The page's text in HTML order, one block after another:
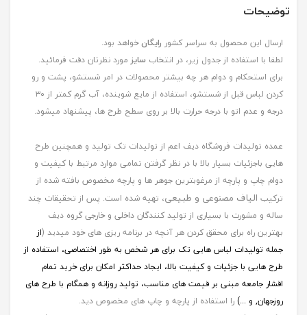
توضیحات
ارسال این محصول به سراسر کشور رایگانخواهد بود.
لطفا با استفاده از جدول زیر، در انتخاب سایز مورد نظرتان دقت فرمائید.
برای استحکام و دوام هر چه بیشتر محصولات در امر شستشو، پشت و رو
کردن لباس قبل از شستشو، استفاده از مایع شوینده، آب گرم کمتر از ۳۰
درجه و عدم اتو با درجه حرارت بالا بر روی سطح طرح ها، پیشنهاد میشود.
عمده تولیدات فروشگاه دیف اعم از تولیدات تک تولید و همچنین طرح
هایی باجزئیات بسیار بالا با در نظر گرفتن تمامی موارد مرتبط با کیفیت و
دوام چاپ و پارچه از مرغوبترین جوهر ها و پارچه مخصوص بافته شده از
ترکیب الیاف مصنوعی و طبیعی، تهیه شده است. پس از تحقیقات چند
ساله و مشورت با بسیاری از تولید کنندگان داخلی و خارجی گروه دیف
بهترین راه برای محقق کردن هر آنچه در برنامه ریزی های خود میدید (از
جمله تولیدات لباس هایی تک برای هر شخص به طور اختصاصی، استفاده از
طرح هایی با جزئیات و کیفیت بالا، ایجاد حداکثر امکان برای خرید تمام
اقشار جامعه مبنی بر قیمت های مناسب، تولید روزانه و همگام با طرح های
روزجهان, و ...)را استفاده از پارچه و چاپ های مخصوص دید.